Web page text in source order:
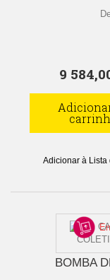
9
Adicionar à Lista
BOMBA